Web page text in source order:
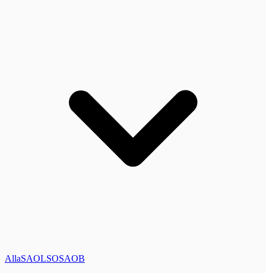
AllaSAOLSOSAOB